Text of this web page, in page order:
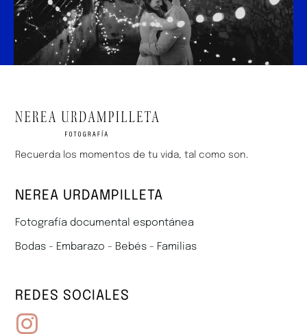
Recuerda los momentos de tu vida, tal como son.
NEREA URDAMPILLETA
Fotografía documental espontánea
Bodas - Embarazo - Bebés - Familias
REDES SOCIALES